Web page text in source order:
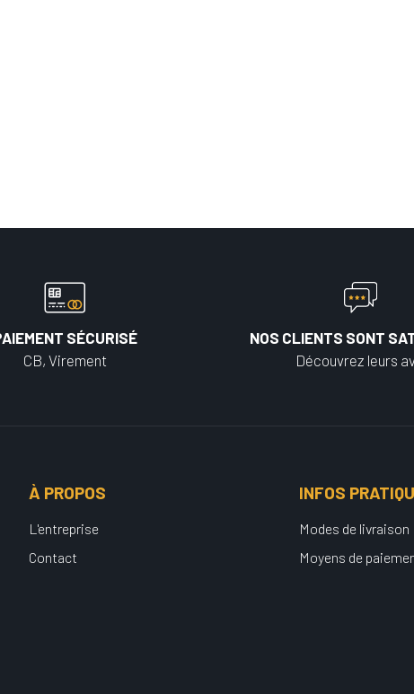
SÉCURISÉ
CB, Virement
NOS CLIENTS SONT
Découvrez leurs
À PROPOS
L'entreprise
Contact
INFOS
Modes de livraison
Moyens de